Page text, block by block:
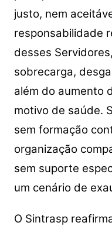
justo, nem
responsabilidade
desses
sobrecarga,
além do aumento
motivo de saúde.
sem formação
organização
sem suporte
um cenário de
O Sintrasp